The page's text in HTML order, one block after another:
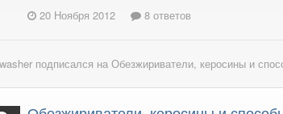
20 Ноября 2012
8 ответов
подписался на Обезжириватели, керосины и